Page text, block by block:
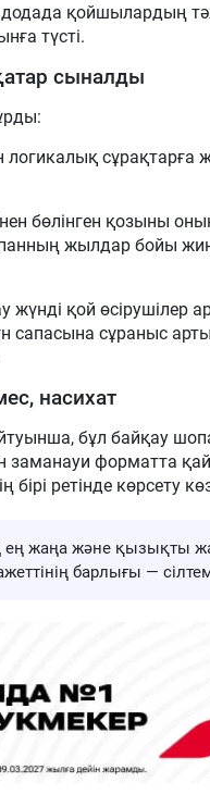
қойшылардың
түсті.
сыналды
сұрақтарға
бөлінген қозыны
жылдар бойы
қой өсірушілер
сапасына сұраныс
насихат
бұл байқау
заманауи форматта
бірі ретінде көрсету
ең жаңа және
барлығы —